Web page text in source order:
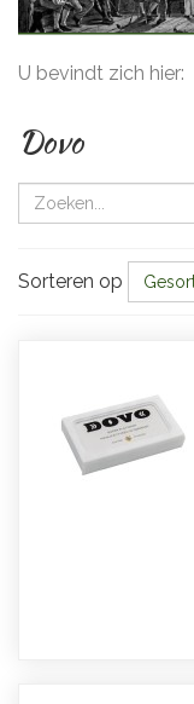
U bevindt zich hier:
Dovo
Sorteren op